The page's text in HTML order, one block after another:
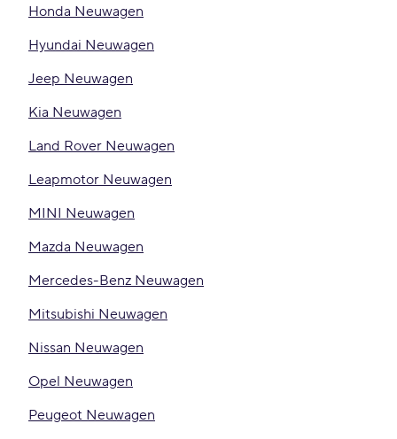
Honda Neuwagen
Hyundai Neuwagen
Jeep Neuwagen
Kia Neuwagen
Land Rover Neuwagen
Leapmotor Neuwagen
MINI Neuwagen
Mazda Neuwagen
Mercedes-Benz Neuwagen
Mitsubishi Neuwagen
Nissan Neuwagen
Opel Neuwagen
Peugeot Neuwagen